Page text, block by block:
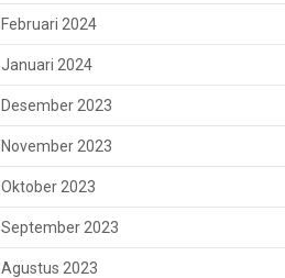
Februari 2024
Januari 2024
Desember 2023
November 2023
Oktober 2023
September 2023
Agustus 2023